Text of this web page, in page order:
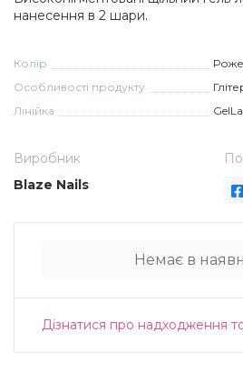
Дезінфекція та стерилізація
Декор для нігтів
Трикутники (каміфубукі)
Наклейки гнучкі лінії
Блискітки (пісок для
нанесення в 2 шари.
Колір
Особливості продукту
Лінійка
Виробник
Blaze Nails
Немає в
Дізнатися про надходження